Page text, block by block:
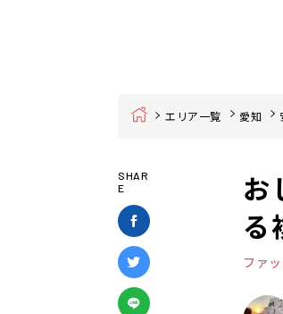
Home エリア一覧 愛知
SHAR
E
お
る
ファ